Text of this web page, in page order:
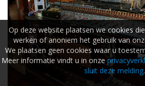
Op deze website plaatsen we cookies
werken of anoniem het gebruik van
We plaatsen geen cookies waar u
Meer informatie vindt u in onze
sluit deze melding.